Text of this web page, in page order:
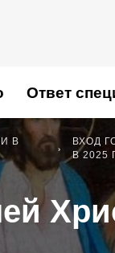
Ответ
В
ВХОД
В 2025